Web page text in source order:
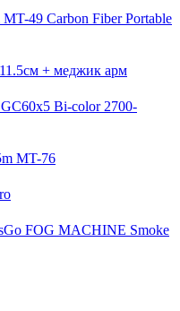
49 Carbon Fiber Portable
+ меджик арм
Bi-color 2700-
MT-76
FOG MACHINE Smoke